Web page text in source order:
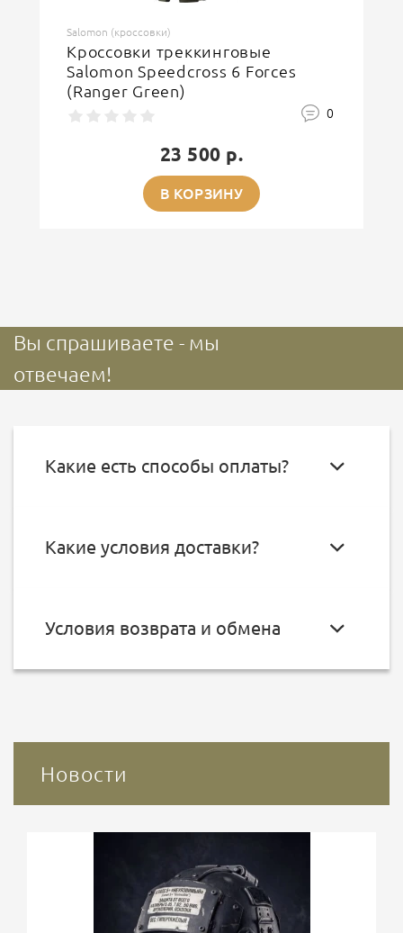
Salomon (кроссовки)
Кроссовки треккинговые
Salomon Speedcross 6 Forces
(Ranger Green)
0
23 500 р.
В КОРЗИНУ
Вы спрашиваете - мы
отвечаем!
Какие есть способы оплаты?
Какие условия доставки?
Условия возврата и обмена
Новости